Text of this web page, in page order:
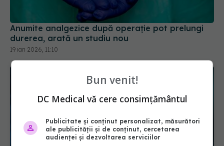
Anumite analgezice după operație pot prelungi
durerea, arată un studiu nou
19 ian 2026, 11:10
Bun venit!
DC Medical vă cere consimțământul
Publicitate și conținut personalizat, măsurători
ale publicității și de conținut, cercetarea
audienței și dezvoltarea serviciilor